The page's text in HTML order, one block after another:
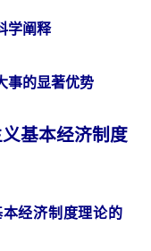
学阐释
的显著优势
基本经济制度
经济制度理论的